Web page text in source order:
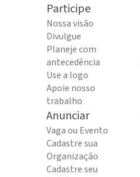
Participe
Nossa visão
Divulgue
Planeje com
antecedência
Use a logo
Apoie nosso
trabalho
Anunciar
Vaga ou Evento
Cadastre sua
Organização
Cadastre seu